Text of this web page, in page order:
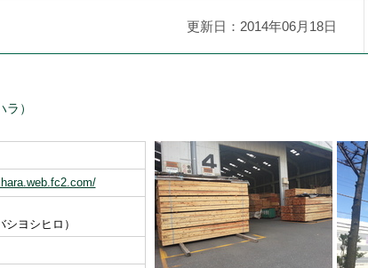
更新日：2014年06月18日
）
ヨシヒロ）